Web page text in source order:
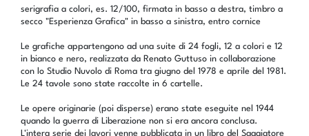
serigrafia a colori, es. 12/100, firmata in basso a destra, timbro a
secco "Esperienza Grafica" in basso a sinistra, entro cornice
Le grafiche appartengono ad una suite di 24 fogli, 12 a colori e 12
in bianco e nero, realizzata da Renato Guttuso in collaborazione
con lo Studio Nuvolo di Roma tra giugno del 1978 e aprile del 1981.
Le 24 tavole sono state raccolte in 6 cartelle.
Le opere originarie (poi disperse) erano state eseguite nel 1944
quando la guerra di Liberazione non si era ancora conclusa.
L'intera serie dei lavori venne pubblicata in un libro del Saggiatore